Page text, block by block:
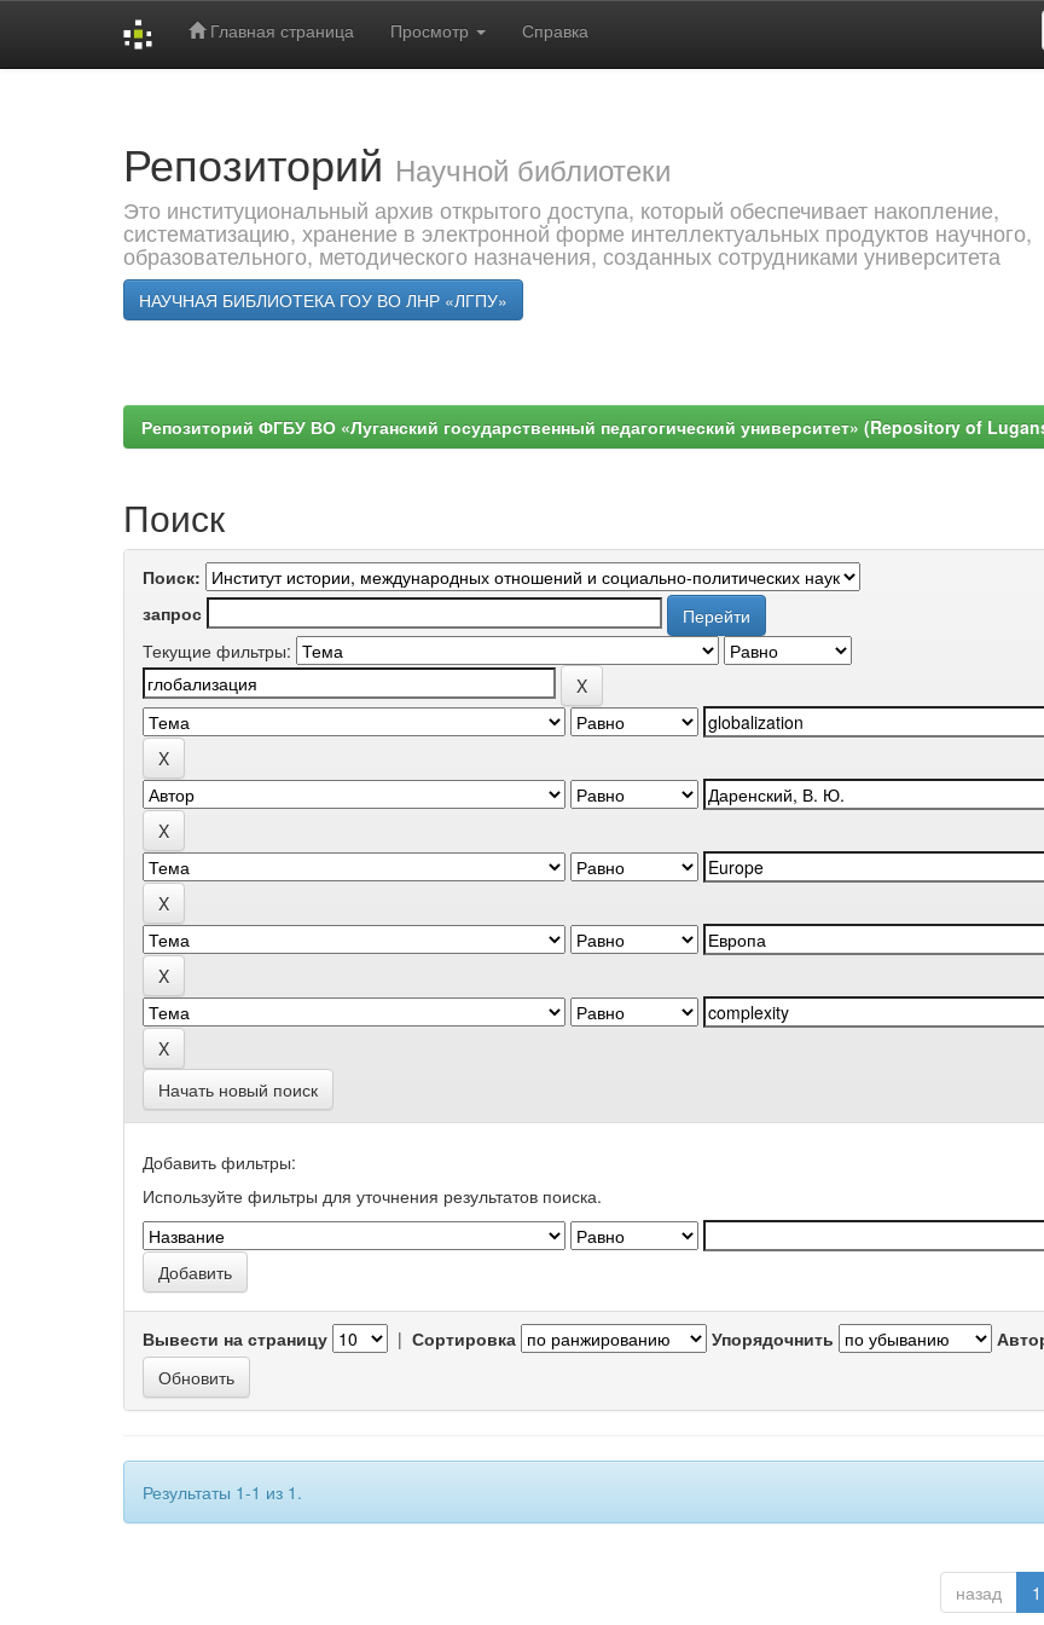
Главная страница Просмотр Справка
Репозиторий Научной библиотеки
Это институциональный архив открытого доступа, который обеспечивает накопление,
систематизацию, хранение в электронной форме интеллектуальных продуктов научного,
образовательного, методического назначения, созданных сотрудниками университета
НАУЧНАЯ БИБЛИОТЕКА ГОУ ВО ЛНР «ЛГПУ»
Репозиторий ФГБУ ВО «Луганский государственный педагогический университет» (Repository of
Поиск
Поиск:
запрос
Текущие фильтры:
Начать новый поиск
Добавить фильтры:
Используйте фильтры для уточнения результатов поиска.
Вывести на страницу | Сортировка Упорядочнить
Результаты 1-1 из 1.
назад 1